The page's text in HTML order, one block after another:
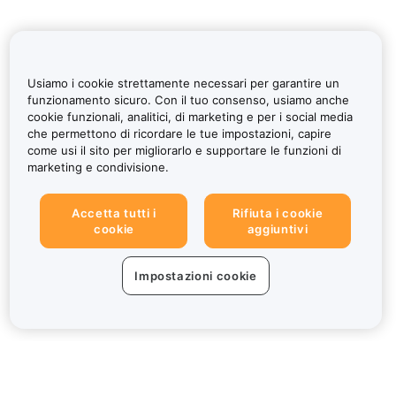
Usiamo i cookie strettamente necessari per garantire un
funzionamento sicuro. Con il tuo consenso, usiamo anche
cookie funzionali, analitici, di marketing e per i social media
che permettono di ricordare le tue impostazioni, capire
come usi il sito per migliorarlo e supportare le funzioni di
marketing e condivisione.
Accetta tutti i
cookie
Rifiuta i cookie
aggiuntivi
Impostazioni cookie